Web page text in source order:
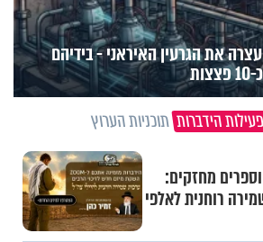
את הגרעין האיראני - בידיהם
פעילות הידברות תוכניות הערוץ
וספרים מחזקים:
רוחנית לאלפי